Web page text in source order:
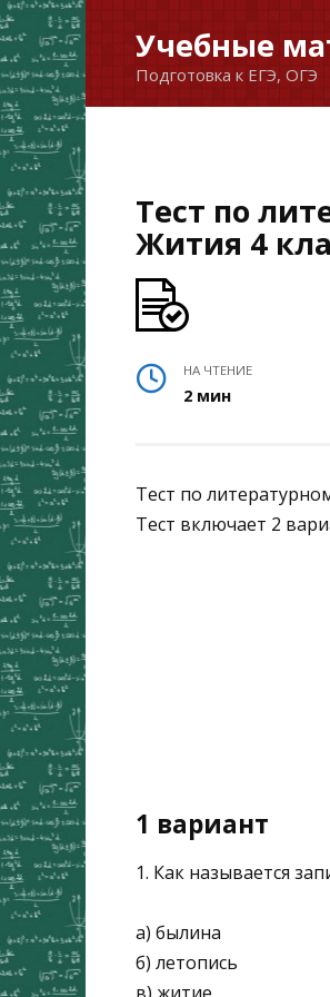
Перейти
к
содержанию
Учебные
Подготовка к ЕГЭ, ОГЭ
Тест по
Жития 4
НА ЧТЕНИЕ
2 мин
Тест по
Тест включает 2
1 вариант
1. Как называется
а) былина
б) летопись